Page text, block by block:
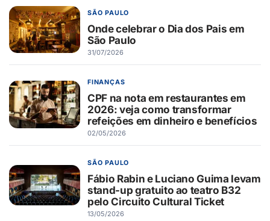
SÃO PAULO
Onde celebrar o Dia dos Pais em
São Paulo
31/07/2026
FINANÇAS
CPF na nota em restaurantes em
2026: veja como transformar
refeições em dinheiro e benefícios
02/05/2026
SÃO PAULO
Fábio Rabin e Luciano Guima levam
stand-up gratuito ao teatro B32
pelo Circuito Cultural Ticket
13/05/2026